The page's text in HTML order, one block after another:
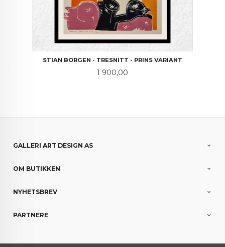
STIAN BORGEN - TRESNITT - PRINS VARIANT
Pris
1 900,00
GALLERI ART DESIGN AS
OM BUTIKKEN
NYHETSBREV
PARTNERE